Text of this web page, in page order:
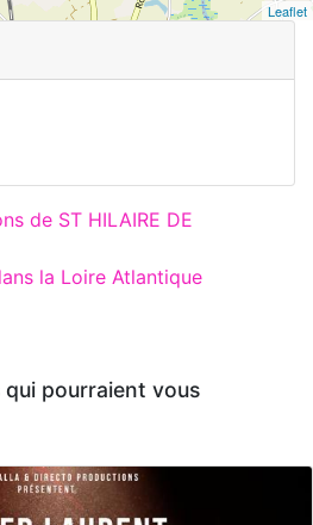
Leaflet
de ST HILAIRE DE
la Loire Atlantique
pourraient vous